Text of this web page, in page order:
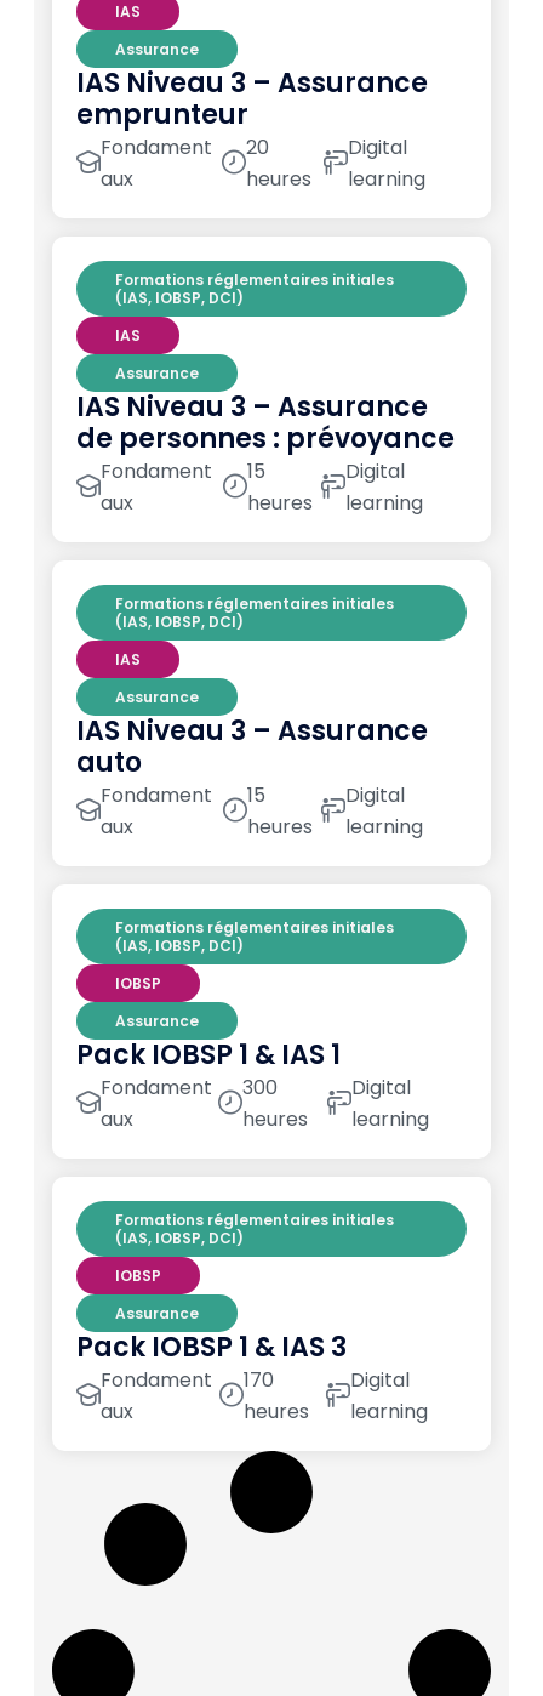
IAS
Assurance
IAS Niveau 3 – Assurance
emprunteur
Fondament
aux
20
heures
Digital
learning
Formations réglementaires initiales
(IAS, IOBSP, DCI)
IAS
Assurance
IAS Niveau 3 – Assurance
de personnes : prévoyance
Fondament
aux
15
heures
Digital
learning
Formations réglementaires initiales
(IAS, IOBSP, DCI)
IAS
Assurance
IAS Niveau 3 – Assurance
auto
Fondament
aux
15
heures
Digital
learning
Formations réglementaires initiales
(IAS, IOBSP, DCI)
IOBSP
Assurance
Pack IOBSP 1 & IAS 1
Fondament
aux
300
heures
Digital
learning
Formations réglementaires initiales
(IAS, IOBSP, DCI)
IOBSP
Assurance
Pack IOBSP 1 & IAS 3
Fondament
aux
170
heures
Digital
learning